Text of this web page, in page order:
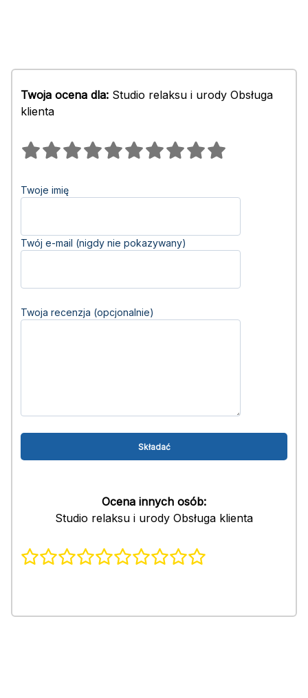
Twoja ocena dla: Studio relaksu i urody Obsługa
klienta
Twoje imię
Twój e-mail (nigdy nie pokazywany)
Twoja recenzja (opcjonalnie)
Ocena innych osób:
Studio relaksu i urody Obsługa klienta